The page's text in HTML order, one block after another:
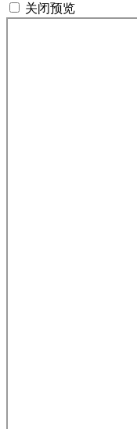
关闭预览